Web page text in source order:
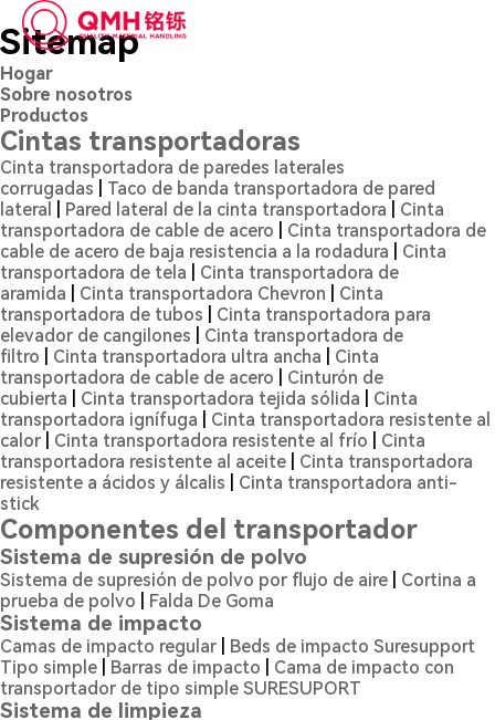
Sitemap
Hogar
Sobre nosotros
Productos
Cintas transportadoras
Cinta transportadora de paredes laterales
corrugadas
Taco de banda transportadora de pared
lateral
Pared lateral de la cinta transportadora
Cinta
transportadora de cable de acero
Cinta transportadora de
cable de acero de baja resistencia a la rodadura
Cinta
transportadora de tela
Cinta transportadora de
aramida
Cinta transportadora Chevron
Cinta
transportadora de tubos
Cinta transportadora para
elevador de cangilones
Cinta transportadora de
filtro
Cinta transportadora ultra ancha
Cinta
transportadora de cable de acero
Cinturón de
cubierta
Cinta transportadora tejida sólida
Cinta
transportadora ignífuga
Cinta transportadora resistente al
calor
Cinta transportadora resistente al frío
Cinta
transportadora resistente al aceite
Cinta transportadora
resistente a ácidos y álcalis
Cinta transportadora anti-
stick
Componentes del transportador
Sistema de supresión de polvo
Sistema de supresión de polvo por flujo de aire
Cortina a
prueba de polvo
Falda De Goma
Sistema de impacto
Camas de impacto regular
Beds de impacto Suresupport
Tipo simple
Barras de impacto
Cama de impacto con
transportador de tipo simple SURESUPORT
Sistema de limpieza